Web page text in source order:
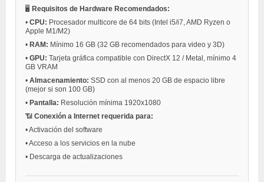
🖥️ Requisitos de Hardware Recomendados:
• CPU: Procesador multicore de 64 bits (Intel i5/i7, AMD Ryzen o
Apple M1/M2)
• RAM: Mínimo 16 GB (32 GB recomendados para video y 3D)
• GPU: Tarjeta gráfica compatible con DirectX 12 / Metal, mínimo 4
GB VRAM
• Almacenamiento: SSD con al menos 20 GB de espacio libre
(mejor si son 100 GB)
• Pantalla: Resolución mínima 1920x1080
📶 Conexión a Internet requerida para:
•Activación del software
•Acceso a los servicios en la nube
• Descarga de actualizaciones